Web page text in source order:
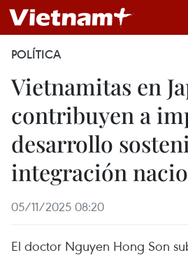
POLÍTICA
Vietnamitas en
contribuyen a
desarrollo
integración
05/11/2025 08:20
El doctor Nguyen Hong Son